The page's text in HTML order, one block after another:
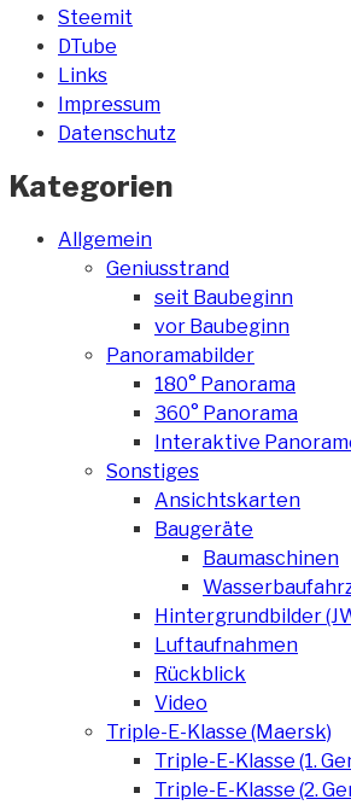
Steemit
DTube
Links
Impressum
Datenschutz
Kategorien
Allgemein
Geniusstrand
seit Baubeginn
vor Baubeginn
Panoramabilder
180° Panorama
360° Panorama
Interaktive
Sonstiges
Ansichtskarten
Baugeräte
Baumaschinen
Hintergrundbilder
Luftaufnahmen
Rückblick
Video
Triple-E-Klasse (Maersk)
Triple-E-Klasse (1.
Triple-E-Klasse (2.